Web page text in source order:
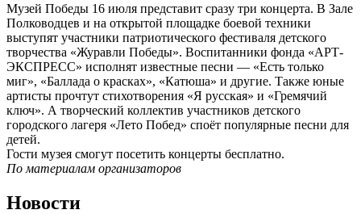
Музей Победы 16 июля представит сразу три концерта. В Зале
Полководцев и на открытой площадке боевой техники
выступят участники патриотического фестиваля детского
творчества «Журавли Победы». Воспитанники фонда «АРТ-
ЭКСПРЕСС» исполнят известные песни — «Есть только
миг», «Баллада о красках», «Катюша» и другие. Также юные
артисты прочтут стихотворения «Я русская» и «Гремячий
ключ». А творческий коллектив участников детского
городского лагеря «Лето Побед» споёт популярные песни для
детей.
Гости музея смогут посетить концерты бесплатно.
По материалам организаторов
Новости